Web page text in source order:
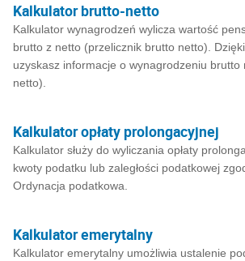
Kalkulator brutto-netto
Kalkulator wynagrodzeń wylicza wartość
brutto z netto (przelicznik brutto netto).
uzyskasz informacje o wynagrodzeniu
netto).
Kalkulator opłaty prolongacyjnej
Kalkulator służy do wyliczania opłaty
kwoty podatku lub zaległości podatkowej
Ordynacja podatkowa.
Kalkulator emerytalny
Kalkulator emerytalny umożliwia ustalenie